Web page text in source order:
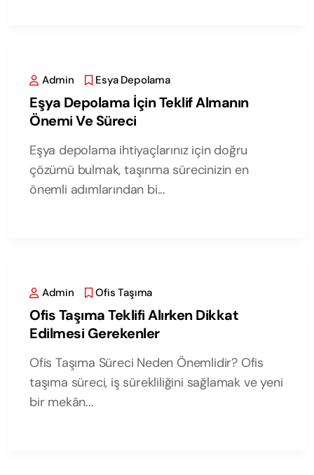
Admin Esya Depolama
Eşya Depolama İçin Teklif Almanın
Önemi Ve Süreci
Eşya depolama ihtiyaçlarınız için doğru
çözümü bulmak, taşınma sürecinizin en
önemli adımlarından bi...
Admin Ofis Taşıma
Ofis Taşıma Teklifi Alırken Dikkat
Edilmesi Gerekenler
Ofis Taşıma Süreci Neden Önemlidir? Ofis
taşıma süreci, iş sürekliliğini sağlamak ve yeni
bir mekân...